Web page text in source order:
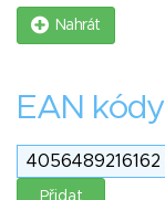
Nahrát
EAN kódy